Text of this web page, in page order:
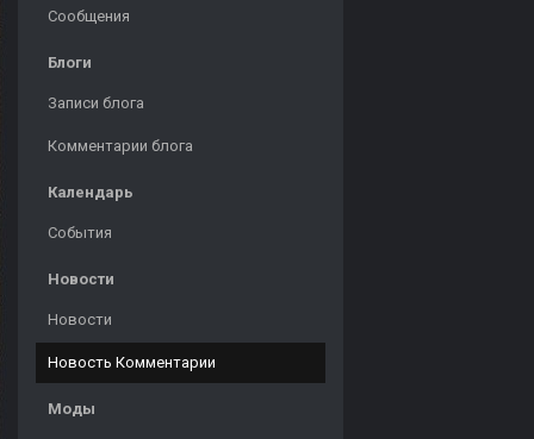
Сообщения
Блоги
Записи блога
Комментарии блога
Календарь
События
Новости
Новости
Новость Комментарии
Моды